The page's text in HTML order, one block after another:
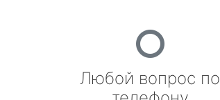
Любой вопрос по